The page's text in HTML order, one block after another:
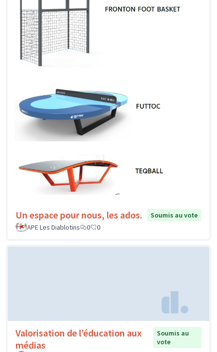
Un espace pour nous, les ados.
Soumis au vote
APE Les Diablotins
0 0
Valorisation de l’éducation aux
médias
Soumis au
vote